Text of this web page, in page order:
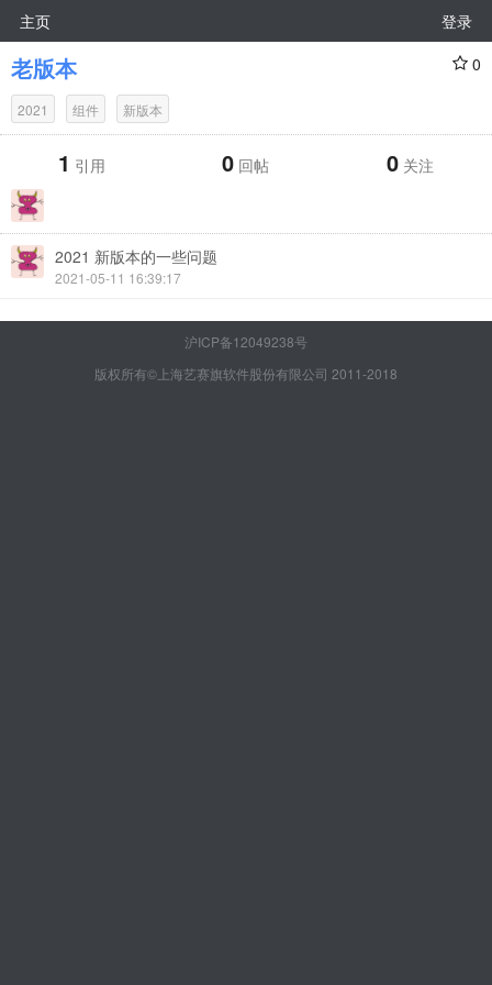
主页 登录
老版本 0
2021 组件 新版本
1 引用 0 回帖 0 关注
2021 新版本的一些问题
2021-05-11 16:39:17
沪ICP备12049238号
版权所有©上海艺赛旗软件股份有限公司 2011-2018